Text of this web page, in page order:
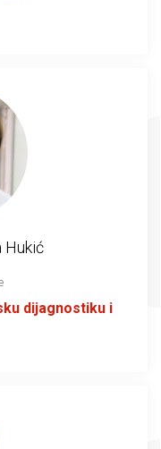
Hukić
dijagnostiku i